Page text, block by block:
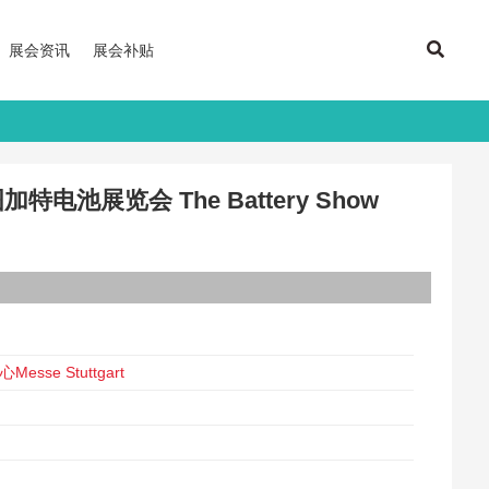
展会资讯 展会补贴
特电池展览会 The Battery Show
Messe Stuttgart